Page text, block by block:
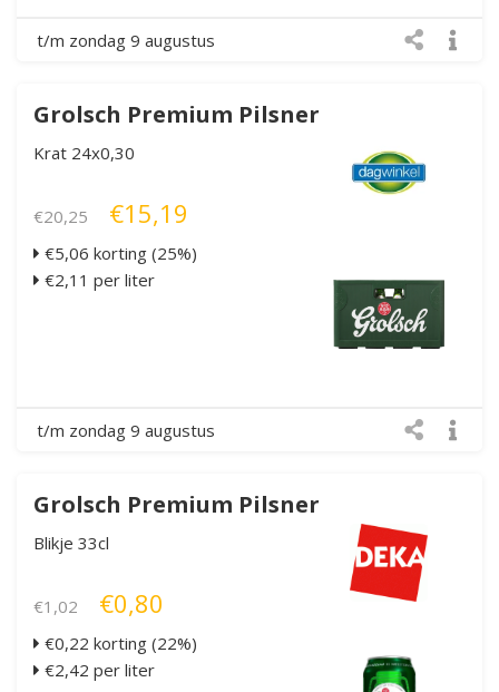
t/m zondag 9 augustus
Grolsch Premium Pilsner
Krat 24x0,30
€20,25 €15,19
€5,06 korting (25%)
€2,11 per liter
t/m zondag 9 augustus
Grolsch Premium Pilsner
Blikje 33cl
€1,02 €0,80
€0,22 korting (22%)
€2,42 per liter